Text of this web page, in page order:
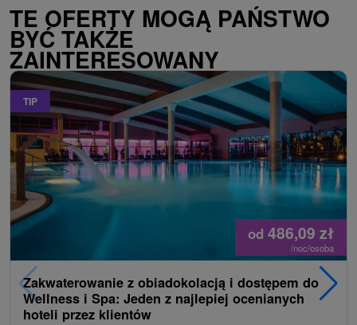
TE OFERTY MOGĄ PAŃSTWO
BYĆ TAKŻE
ZAINTERESOWANY
TIP
od 486,09 zł
/noc/osoba
Zakwaterowanie z obiadokolacją i dostępem do
Wellness i Spa: Jeden z najlepiej ocenianych
hoteli przez klientów